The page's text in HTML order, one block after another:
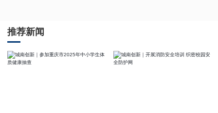
推荐新闻